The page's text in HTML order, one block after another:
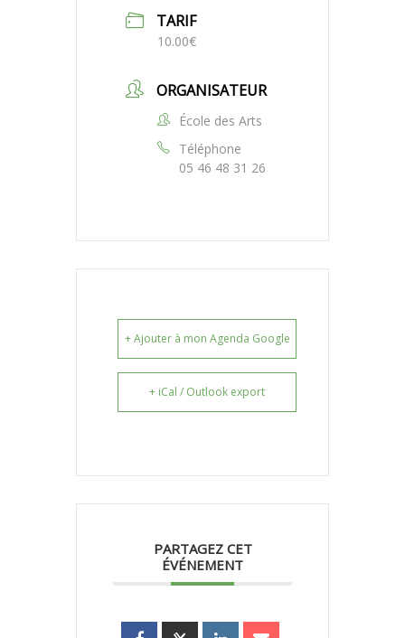
TARIF
10.00€
ORGANISATEUR
École des Arts
Téléphone
05 46 48 31 26
+ Ajouter à mon Agenda Google
+ iCal / Outlook export
PARTAGEZ CET
ÉVÉNEMENT